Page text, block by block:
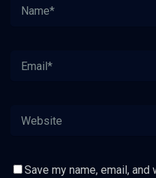
Save my name, email,